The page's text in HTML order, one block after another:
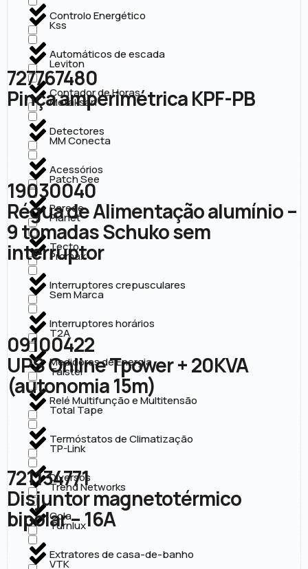
Controlo Energético
Automáticos de escada
Contador de Horas
Detectores
Acessórios
Parede
Tecto
Interruptores crepusculares
Interruptores horários
Medidores de Energia
Relé Multifunção e Multitensão
Termóstatos de Climatização
Diversos
Cola
Extratores de casa-de-banho
Kss
Leviton
Metaksan
MM Conecta
Patch See
Planet
Promax
Sem Marca
T2A
Taistel
Total Tape
TP-Link
Trend Networks
Turnlux
VTK
727767480
Pinça amperimétrica KPF-PB
19030040
Régua de Alimentação alumínio –
9 tomadas Schuko sem
interruptor
09100422
UPS Online Tpower + 20KVA
(autonomia 15m)
721134771
Disjuntor magnetotérmico
bipolar – 16A